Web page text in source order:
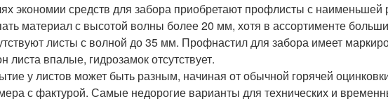
экономии средств для забора приобретают профлисты с
материал с высотой волны более 20 мм, хотя в ассортименте
листы с волной до 35 мм. Профнастил для забора имеет
листа впалые, гидрозамок отсутствует.
у листов может быть разным, начиная от обычной горячей
с фактурой. Самые недорогие варианты для технических и